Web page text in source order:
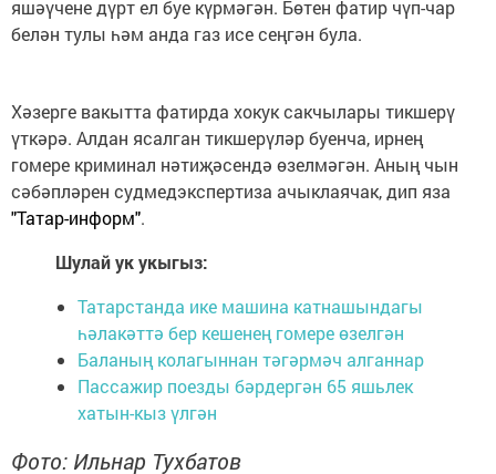
яшәүчене дүрт ел буе күрмәгән. Бөтен фатир чүп-чар
белән тулы һәм анда газ исе сеңгән була.
Хәзерге вакытта фатирда хокук сакчылары тикшерү
үткәрә. Алдан ясалган тикшерүләр буенча, ирнең
гомере криминал нәтиҗәсендә өзелмәгән. Аның чын
сәбәпләрен судмедэкспертиза ачыклаячак, дип яза
"Татар-информ".
Шулай ук укыгыз:
Татарстанда ике машина катнашындагы
һәлакәттә бер кешенең гомере өзелгән
Баланың колагыннан тәгәрмәч алганнар
Пассажир поезды бәрдергән 65 яшьлек
хатын-кыз үлгән
Фото: Ильнар Тухбатов